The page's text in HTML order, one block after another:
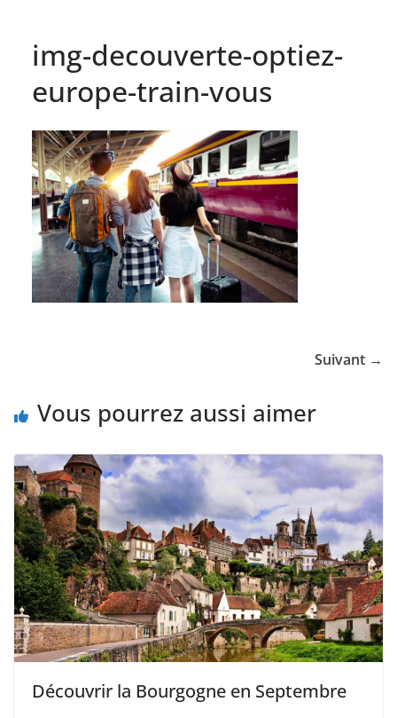
img-decouverte-optiez-
europe-train-vous
Suivant →
Vous pourrez aussi aimer
Découvrir la Bourgogne en Septembre